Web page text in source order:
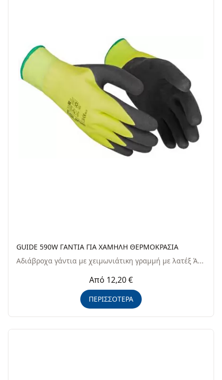
GUIDE 590W ΓANTIΑ ΓIA XAMHΛH ΘEPMOKPAΣIA
Αδιάβροχα γάντια με χειμωνιάτικη γραμμή με λατέξ Ά...
Από 12,20 €
ΠΕΡΙΣΣΟΤΕΡΑ